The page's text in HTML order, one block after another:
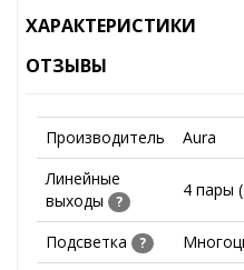
ХАРАКТЕРИСТИКИ
ОТЗЫВЫ
Производитель
Aura
Линейные
выходы
?
4 пары
Подсветка ?